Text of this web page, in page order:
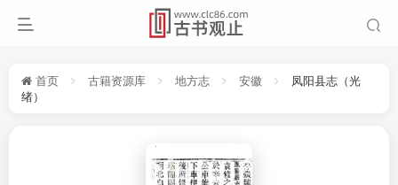
首页 古籍资源库 地方志 安徽
凤阳县志（光
绪）